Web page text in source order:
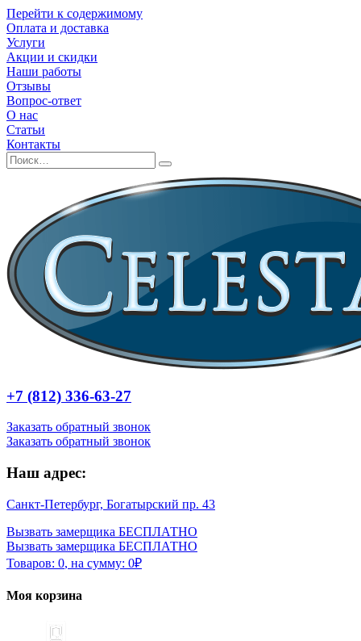
Перейти к содержимому
Оплата и доставка
Услуги
Акции и скидки
Наши работы
Отзывы
Вопрос-ответ
О нас
Статьи
Контакты
+7 (812) 336-63-27
Заказать обратный звонок
Заказать обратный звонок
Наш адрес:
Санкт-Петербург, Богатырский пр. 43
Вызвать замерщика БЕСПЛАТНО
Вызвать замерщика БЕСПЛАТНО
Товаров: 0, на сумму: 0₽
Моя корзина